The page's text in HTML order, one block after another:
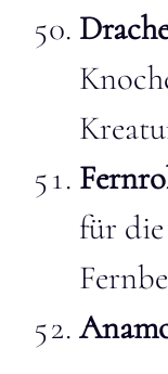
für